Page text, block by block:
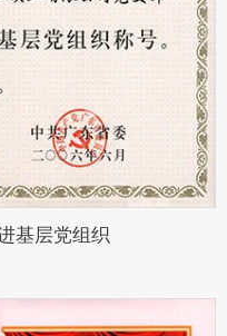
基层党组织